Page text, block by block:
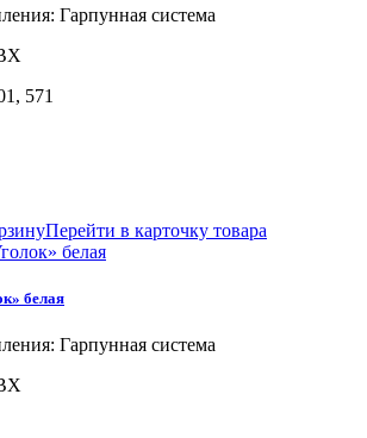
Гарпунная система
571
Перейти в карточку товара
белая
Гарпунная система